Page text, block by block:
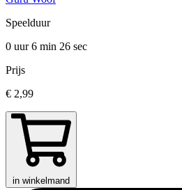
Speelduur
0 uur 6 min 26 sec
Prijs
€ 2,99
in winkelmand